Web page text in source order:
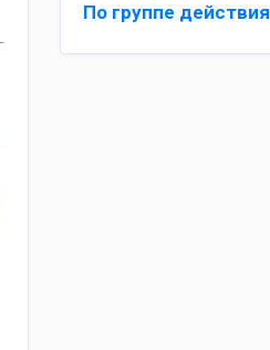
По группе действия